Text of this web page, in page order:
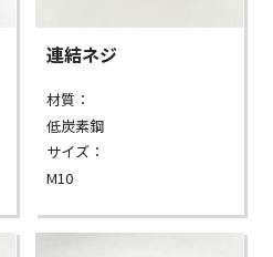
連結ネジ
材質：
低炭素鋼
サイズ：
M10